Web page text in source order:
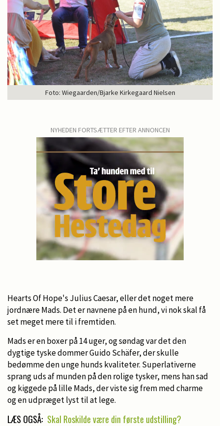
Foto: Wiegaarden/Bjarke Kirkegaard Nielsen
NYHEDEN FORTSÆTTER EFTER ANNONCEN
Hearts Of Hope's Julius Caesar, eller det noget mere
jordnære Mads. Det er navnene på en hund, vi nok skal få
set meget mere til i fremtiden.
Mads er en boxer på 14 uger, og søndag var det den
dygtige tyske dommer Guido Schäfer, der skulle
bedømme den unge hunds kvaliteter. Superlativerne
sprang uds af munden på den rolige tysker, mens han sad
og kiggede på lille Mads, der viste sig frem med charme
og en udpræget lyst til at lege.
LÆS OGSÅ: Skal Roskilde være din første udstilling?